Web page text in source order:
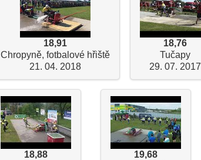
18,91
Chropyně, fotbalové hřiště
21. 04. 2018
18,76
Tučapy
29. 07. 2017
18,88
19,68